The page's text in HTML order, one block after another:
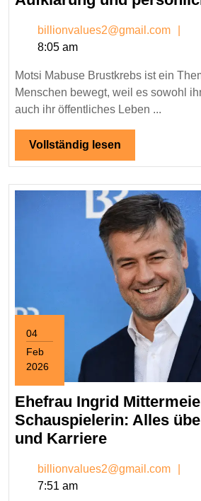
billionvalues2@gmail.com
8:05 am
Motsi Mabuse Brustkrebs ist ein
Menschen bewegt, weil es sowohl
auch ihr öffentliches Leben ...
Vollständig lesen
lesen
04
Feb
2026
February
4,
2026
Ehefrau Ingrid
Schauspielerin: Alles
und KarriereEhefrau
Mittermeier
billionvalues2@gmail.com
7:51 am